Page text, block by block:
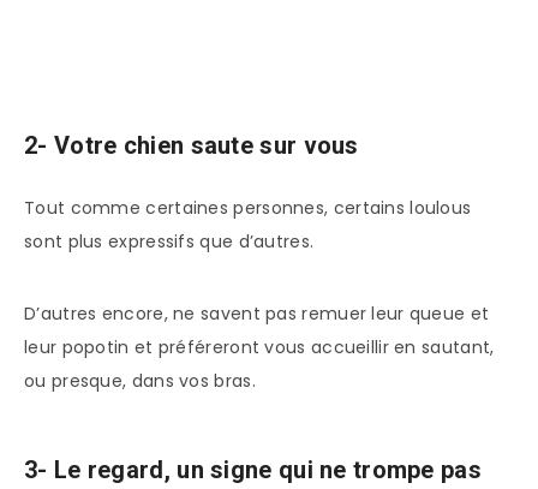
2- Votre chien saute sur vous
Tout comme certaines personnes, certains loulous
sont plus expressifs que d’autres.
D’autres encore, ne savent pas remuer leur queue et
leur popotin et préféreront vous accueillir en sautant,
ou presque, dans vos bras.
3- Le regard, un signe qui ne trompe pas